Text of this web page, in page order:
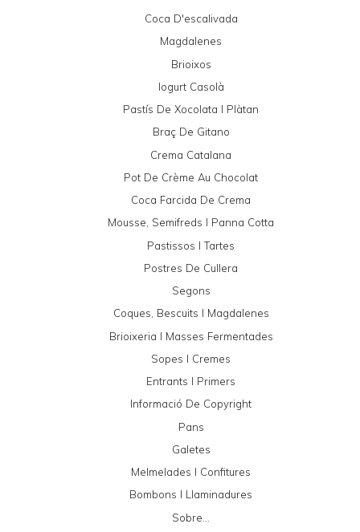
Coca D'escalivada
Magdalenes
Brioixos
Iogurt Casolà
Pastís De Xocolata I Plàtan
Braç De Gitano
Crema Catalana
Pot De Crème Au Chocolat
Coca Farcida De Crema
Mousse, Semifreds I Panna Cotta
Pastissos I Tartes
Postres De Cullera
Segons
Coques, Bescuits I Magdalenes
Brioixeria I Masses Fermentades
Sopes I Cremes
Entrants I Primers
Informació De Copyright
Pans
Galetes
Melmelades I Confitures
Bombons I Llaminadures
Sobre...